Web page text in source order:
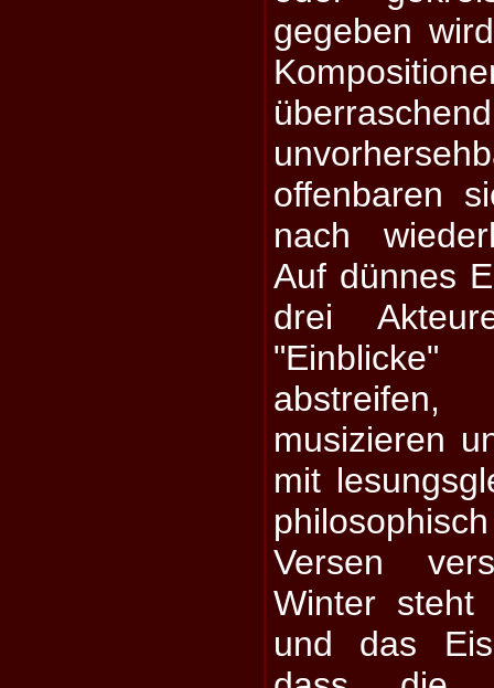
gegeben
offenbaren
nach
Auf dünnes
drei
"Einblicke"
musizieren
mit
Versen
Winter
und das